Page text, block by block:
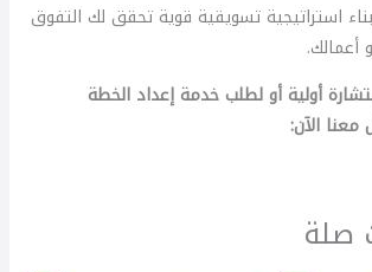
استراتيجية تسويقية قوية تحقق لك التفوق
أعمالك.
أولية أو لطلب خدمة إعداد الخطة
معنا الآن:
صلة